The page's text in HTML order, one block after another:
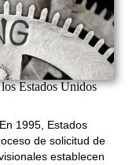
Estados Unidos
1995, Estados
de solicitud de
establecen